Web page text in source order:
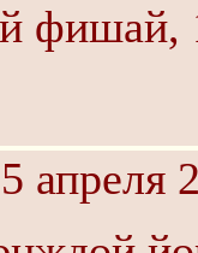
фишай,
апреля